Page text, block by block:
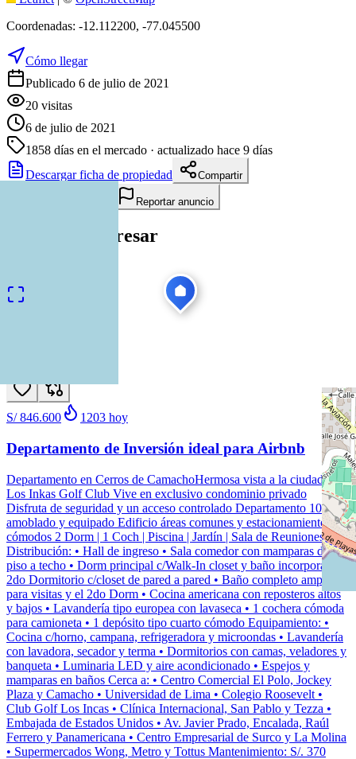
Coordenadas: -12.112200, -77.045500
Cómo llegar
Publicado 6 de julio de 2021
20 visitas
6 de julio de 2021
1858 días en el mercado · actualizado hace 9 días
Descargar ficha de propiedad
Compartir
Reportar anuncio
Te puede interesar
S/ 846.600 1203 hoy
Departamento de Inversión ideal para Airbnb
Departamento en Cerros de CamachoHermosa vista a la ciudad y a
Los Inkas Golf Club Vive en exclusivo condominio privado
Disfruta de seguridad y un acceso controlado Departamento 100%
amoblado y equipado Edificio áreas comunes y estacionamientos
cómodos 2 Dorm | 1 Coch | Piscina | Jardín | Sala de Reuniones
Distribución: • Hall de ingreso • Sala comedor con mamparas de
piso a techo • Dorm principal c/Walk-In closet y baño incorporado •
2do Dormitorio c/closet de pared a pared • Baño completo amplio,
para visitas y el 2do Dorm • Cocina americana con reposteros altos
y bajos • Lavandería tipo europea con lavaseca • 1 cochera cómoda
para camioneta • 1 depósito tipo cuarto cómodo Equipamiento: •
Cocina c/horno, campana, refrigeradora y microondas • Lavandería
con lavadora, secador y terma • Dormitorios con camas, veladores y
banqueta • Luminaria LED y aire acondicionado • Espejos y
mamparas en baños Cerca a: • Centro Comercial El Polo, Jockey
Plaza y Camacho • Universidad de Lima • Colegio Roosevelt •
Club Golf Los Incas • Clínica Internacional, San Pablo y Tezza •
Embajada de Estados Unidos • Av. Javier Prado, Encalada, Raúl
Ferrero y Panamericana • Centro Empresarial de Surco y La Molina
• Supermercados Wong, Metro y Tottus Mantenimiento: S/. 370